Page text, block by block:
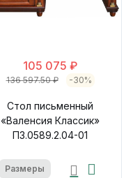
105 075 ₽
136 597.50 ₽ -30%
Стол письменный
«Валенсия Классик»
П3.0589.2.04-01
Размеры